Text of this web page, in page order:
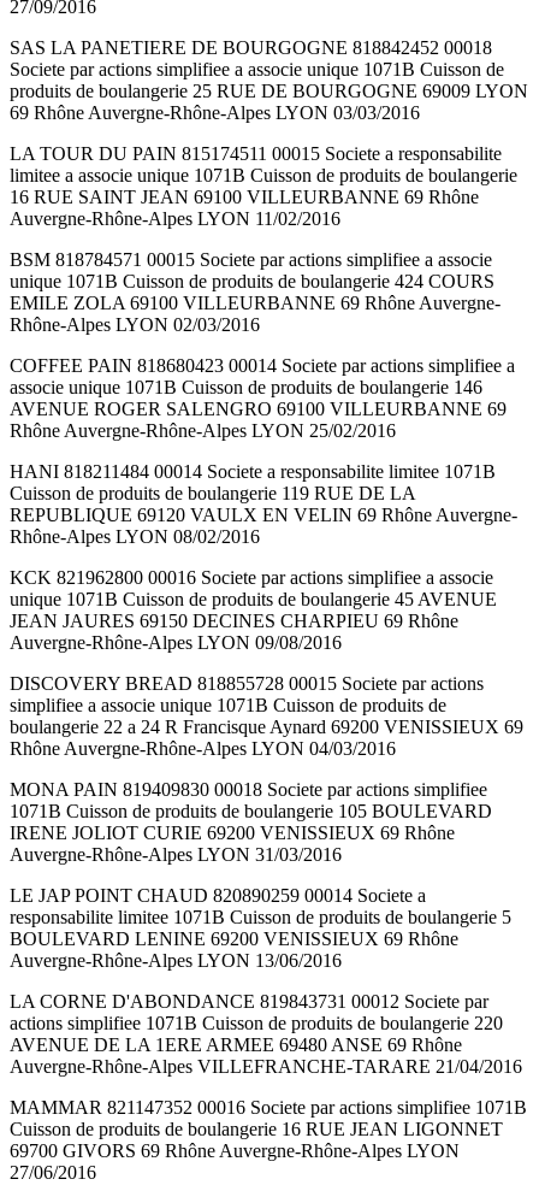
27/09/2016
SAS LA PANETIERE DE BOURGOGNE 818842452 00018
Societe par actions simplifiee a associe unique 1071B Cuisson de
produits de boulangerie 25 RUE DE BOURGOGNE 69009 LYON
69 Rhône Auvergne-Rhône-Alpes LYON 03/03/2016
LA TOUR DU PAIN 815174511 00015 Societe a responsabilite
limitee a associe unique 1071B Cuisson de produits de boulangerie
16 RUE SAINT JEAN 69100 VILLEURBANNE 69 Rhône
Auvergne-Rhône-Alpes LYON 11/02/2016
BSM 818784571 00015 Societe par actions simplifiee a associe
unique 1071B Cuisson de produits de boulangerie 424 COURS
EMILE ZOLA 69100 VILLEURBANNE 69 Rhône Auvergne-
Rhône-Alpes LYON 02/03/2016
COFFEE PAIN 818680423 00014 Societe par actions simplifiee a
associe unique 1071B Cuisson de produits de boulangerie 146
AVENUE ROGER SALENGRO 69100 VILLEURBANNE 69
Rhône Auvergne-Rhône-Alpes LYON 25/02/2016
HANI 818211484 00014 Societe a responsabilite limitee 1071B
Cuisson de produits de boulangerie 119 RUE DE LA
REPUBLIQUE 69120 VAULX EN VELIN 69 Rhône Auvergne-
Rhône-Alpes LYON 08/02/2016
KCK 821962800 00016 Societe par actions simplifiee a associe
unique 1071B Cuisson de produits de boulangerie 45 AVENUE
JEAN JAURES 69150 DECINES CHARPIEU 69 Rhône
Auvergne-Rhône-Alpes LYON 09/08/2016
DISCOVERY BREAD 818855728 00015 Societe par actions
simplifiee a associe unique 1071B Cuisson de produits de
boulangerie 22 a 24 R Francisque Aynard 69200 VENISSIEUX 69
Rhône Auvergne-Rhône-Alpes LYON 04/03/2016
MONA PAIN 819409830 00018 Societe par actions simplifiee
1071B Cuisson de produits de boulangerie 105 BOULEVARD
IRENE JOLIOT CURIE 69200 VENISSIEUX 69 Rhône
Auvergne-Rhône-Alpes LYON 31/03/2016
LE JAP POINT CHAUD 820890259 00014 Societe a
responsabilite limitee 1071B Cuisson de produits de boulangerie 5
BOULEVARD LENINE 69200 VENISSIEUX 69 Rhône
Auvergne-Rhône-Alpes LYON 13/06/2016
LA CORNE D'ABONDANCE 819843731 00012 Societe par
actions simplifiee 1071B Cuisson de produits de boulangerie 220
AVENUE DE LA 1ERE ARMEE 69480 ANSE 69 Rhône
Auvergne-Rhône-Alpes VILLEFRANCHE-TARARE 21/04/2016
MAMMAR 821147352 00016 Societe par actions simplifiee 1071B
Cuisson de produits de boulangerie 16 RUE JEAN LIGONNET
69700 GIVORS 69 Rhône Auvergne-Rhône-Alpes LYON
27/06/2016